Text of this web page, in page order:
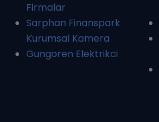
Firmalar
Sarphan Finanspark
Kurumsal Kamera
Gungoren Elektrikci